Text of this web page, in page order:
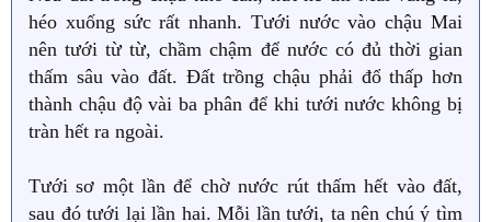
héo xuống sức rất nhanh. Tưới nước vào chậu Mai
nên tưới từ từ, chầm chậm để nước có đủ thời gian
thấm sâu vào đất. Đất trồng chậu phải đổ thấp hơn
thành chậu độ vài ba phân để khi tưới nước không bị
tràn hết ra ngoài.
Tưới sơ một lần để chờ nước rút thấm hết vào đất,
sau đó tưới lại lần hai. Mỗi lần tưới, ta nên chú ý tìm